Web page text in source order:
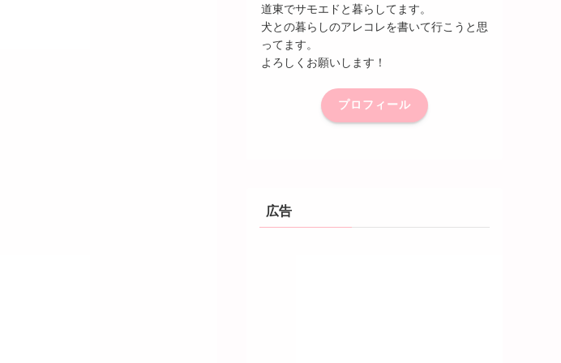
道東でサモエドと暮らしてます。
犬との暮らしのアレコレを書いて行こうと思
ってます。
よろしくお願いします！
プロフィール
広告